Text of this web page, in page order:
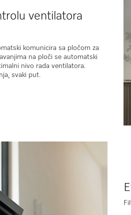
ventilatora
komunicira sa pločom za
na ploči se automatski
nivo rada ventilatora.
svaki put.